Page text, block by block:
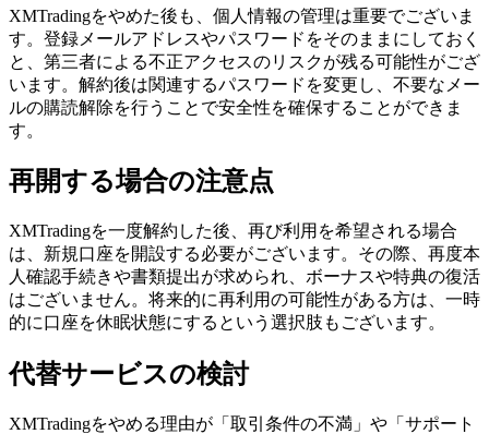
XMTradingをやめた後も、個人情報の管理は重要でございま
す。登録メールアドレスやパスワードをそのままにしておく
と、第三者による不正アクセスのリスクが残る可能性がござ
います。解約後は関連するパスワードを変更し、不要なメー
ルの購読解除を行うことで安全性を確保することができま
す。
再開する場合の注意点
XMTradingを一度解約した後、再び利用を希望される場合
は、新規口座を開設する必要がございます。その際、再度本
人確認手続きや書類提出が求められ、ボーナスや特典の復活
はございません。将来的に再利用の可能性がある方は、一時
的に口座を休眠状態にするという選択肢もございます。
代替サービスの検討
XMTradingをやめる理由が「取引条件の不満」や「サポート